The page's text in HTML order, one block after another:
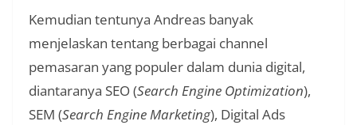
Kemudian tentunya Andreas banyak
menjelaskan tentang berbagai channel
pemasaran yang populer dalam dunia digital,
diantaranya SEO (Search Engine Optimization),
SEM (Search Engine Marketing), Digital Ads